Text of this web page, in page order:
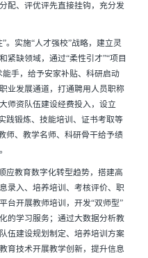
配、评优评先直接挂钩，充分发
。实施“人才强校”战略，建立灵
紧缺领域，通过“柔性引才”“项目
手，给予安家补贴、科研启动
业发展通道，打通聘用人员职称
师资队伍建设经费投入，设立
践锻炼、技能培训、证书考取等
师、教学名师、科研骨干给予绩
应教育数字化转型趋势，搭建高
录入、培养培训、考核评价、职
台开展教师培训，开发“双师型”
的学习服务；通过大数据分析教
伍建设规划制定、培养培训方案
育技术开展教学创新，提升信息